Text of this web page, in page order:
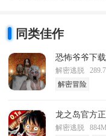
同类佳作
恐怖爷爷下载
解密逃脱
解密冒险
龙之岛官方
解密逃脱